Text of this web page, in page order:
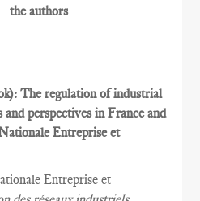
the authors
The regulation of industrial
perspectives in France and
Entreprise et
Entreprise et